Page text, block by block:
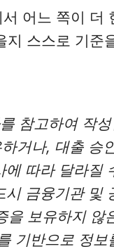
어느 쪽이 더
지 스스로 기준
참고하여 작
거나, 대출 승
에 따라 달라질
시 금융기관 및
을 보유하지 않
기반으로 정보